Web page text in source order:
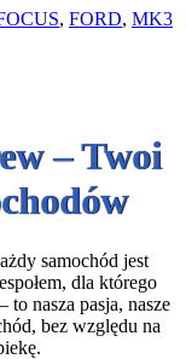
, FORD, MK3
– Twoi
samochód jest
dla którego
nasza pasja, nasze
bez względu na